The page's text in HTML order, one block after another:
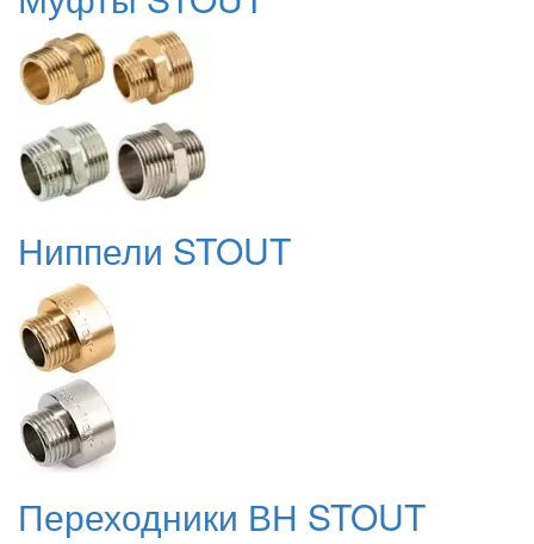
Ниппели STOUT
Переходники ВН STOUT